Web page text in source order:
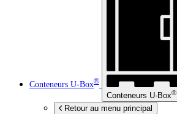
Conteneurs U-Box®
Conteneurs U-Box®
Retour au menu principal